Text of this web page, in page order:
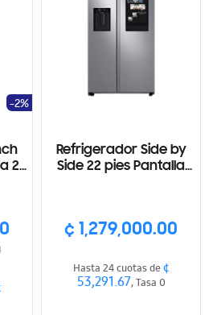
21',
-2%
Refrigerador Side by
Side 22 pies Pantalla
¢ 1,279,000.00
Hasta 24 cuotas de¢
53,291.67, Tasa 0